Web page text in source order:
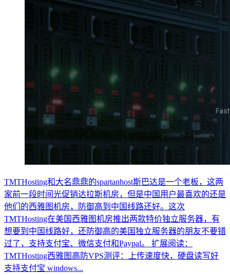
TMTHosting和大名鼎鼎的spartanhost斯巴达是一个老板，这两
家前一段时间光促销达拉斯机房，但是中国用户最喜欢的还是
他们的西雅图机房，防御高到中国线路还好。这次
TMTHosting在美国西雅图机房推出两款特价独立服务器，有
想要到中国线路好，还防御高的美国独立服务器的朋友不要错
过了，支持支付宝、微信支付和Paypal。 扩展阅读：
TMTHosting西雅图高防VPS测评：上传速度快，硬盘读写好
支持支付宝 windows...